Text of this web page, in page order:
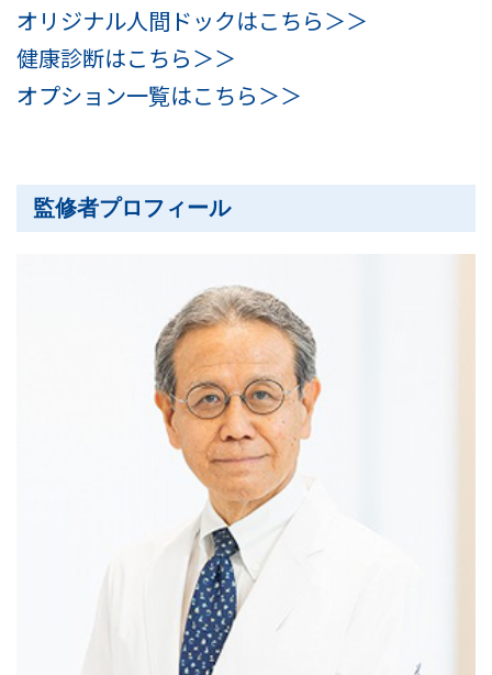
オリジナル人間ドックはこちら＞＞
健康診断はこちら＞＞
オプション一覧はこちら＞＞
監修者プロフィール